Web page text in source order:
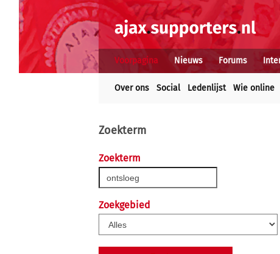
Voorpagina Nieuws Forums
Over ons Social Ledenlijst Wie online
Zoekterm
Zoekterm
Zoekgebied